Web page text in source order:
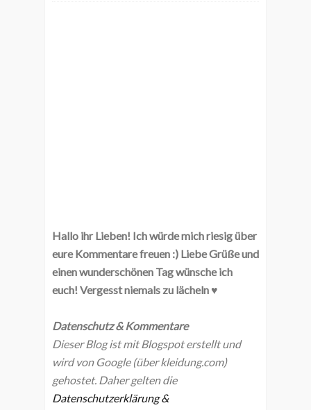
Hallo ihr Lieben! Ich würde mich riesig über
eure Kommentare freuen :) Liebe Grüße und
einen wunderschönen Tag wünsche ich
euch! Vergesst niemals zu lächeln ♥
Datenschutz & Kommentare
Dieser Blog ist mit Blogspot erstellt und
wird von Google (über kleidung.com)
gehostet. Daher gelten die
Datenschutzerklärung &